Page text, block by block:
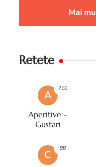
Mai
Retete
A
Aperitive -
Gustari
710
C
98